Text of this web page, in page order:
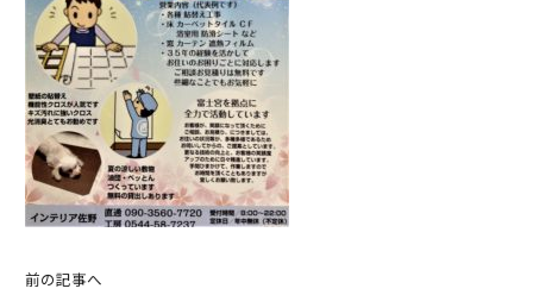
前の記事へ